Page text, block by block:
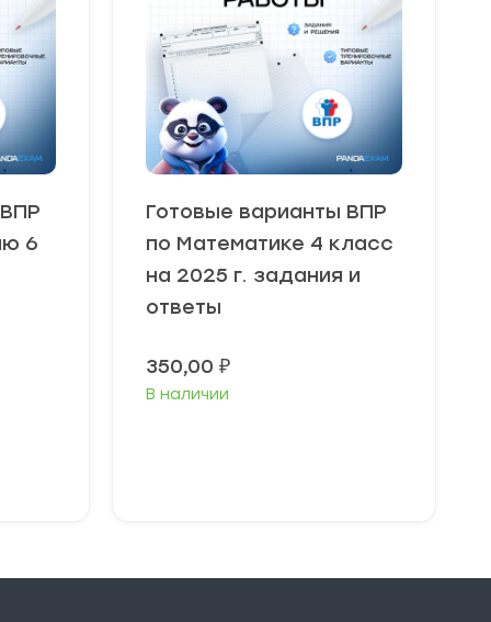
6
Готовые варианты ВПР
по Математике 4 класс
на 2025 г. задания и
ответы
350,00 ₽
В наличии